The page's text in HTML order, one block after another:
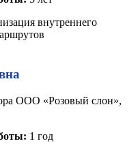
внутреннего
ООО «Розовый слон»,
1 год